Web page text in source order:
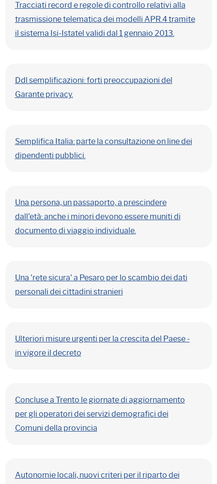
Tracciati record e regole di controllo relativi alla
trasmissione telematica dei modelli APR.4 tramite
il sistema Isi-Istatel validi dal 1 gennaio 2013.
Ddl semplificazioni: forti preoccupazioni del
Garante privacy.
Semplifica Italia: parte la consultazione on line dei
dipendenti pubblici.
Una persona, un passaporto, a prescindere
dall'età: anche i minori devono essere muniti di
documento di viaggio individuale.
Una 'rete sicura' a Pesaro per lo scambio dei dati
personali dei cittadini stranieri
Ulteriori misure urgenti per la crescita del Paese -
in vigore il decreto
Concluse a Trento le giornate di aggiornamento
per gli operatori dei servizi demografici dei
Comuni della provincia
Autonomie locali, nuovi criteri per il riparto dei